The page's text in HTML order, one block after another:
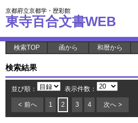
京都府立京都学・歴彩館
東寺百合文書WEB
検索TOP 函から 和暦から
検索結果
並び順： 表示件数：
< 前へ 1 2 3 4 次へ >